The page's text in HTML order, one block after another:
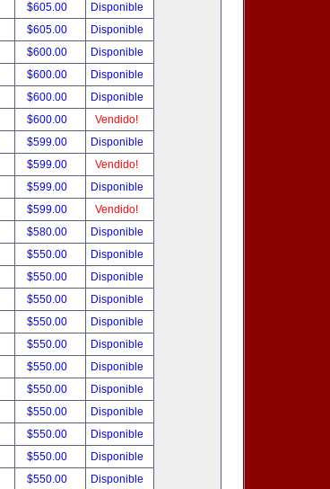
$605.00
Disponible
$605.00
Disponible
$600.00
Disponible
$600.00
Disponible
$600.00
Disponible
$600.00
Vendido!
$599.00
Disponible
$599.00
Vendido!
$599.00
Disponible
$599.00
Vendido!
$580.00
Disponible
$550.00
Disponible
$550.00
Disponible
$550.00
Disponible
$550.00
Disponible
$550.00
Disponible
$550.00
Disponible
$550.00
Disponible
$550.00
Disponible
$550.00
Disponible
$550.00
Disponible
$550.00 Disponible